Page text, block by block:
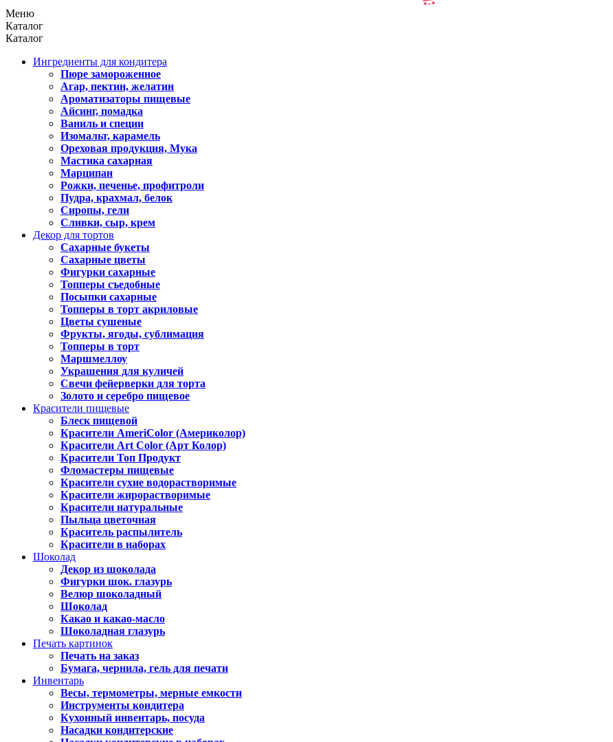
Меню
Каталог
Каталог
Ингредиенты для кондитера
Пюре замороженное
Агар, пектин, желатин
Ароматизаторы пищевые
Айсинг, помадка
Ваниль и специи
Изомальт, карамель
Ореховая продукция, Мука
Мастика сахарная
Марципан
Рожки, печенье, профитроли
Пудра, крахмал, белок
Сиропы, гели
Сливки, сыр, крем
Декор для тортов
Сахарные букеты
Сахарные цветы
Фигурки сахарные
Топперы съедобные
Посыпки сахарные
Топперы в торт акриловые
Цветы сушеные
Фрукты, ягоды, сублимация
Топперы в торт
Маршмеллоу
Украшения для куличей
Свечи фейерверки для торта
Золото и серебро пищевое
Красители пищевые
Блеск пищевой
Красители AmeriColor (Америколор)
Красители Art Color (Арт Колор)
Красители Топ Продукт
Фломастеры пищевые
Красители сухие водорастворимые
Красители жирорастворимые
Красители натуральные
Пыльца цветочная
Краситель распылитель
Красители в наборах
Шоколад
Декор из шоколада
Фигурки шок. глазурь
Велюр шоколадный
Шоколад
Какао и какао-масло
Шоколадная глазурь
Печать картинок
Печать на заказ
Бумага, чернила, гель для печати
Инвентарь
Весы, термометры, мерные емкости
Инструменты кондитера
Кухонный инвентарь, посуда
Насадки кондитерские